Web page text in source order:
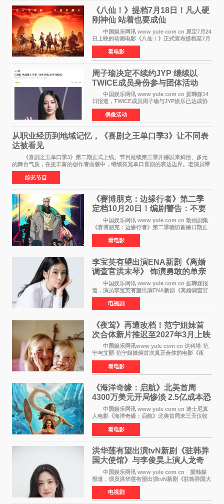
《八仙！》提档7月18日！凡人硬
刚神仙 站着也要成仙
中国娱乐网讯 www yule com cn 原定7月24
日上映的动画电影《八仙！》正式宣布提档至7月
18日。这部国风动画大片将八仙过海，各显神通
这句刻在国人DNA里的俗语玩出了新花样——影
片讲述凡人
看电影
周子瑜决定不续约JYP 继续以
TWICE成员身份参与团体活动
中国娱乐网讯 www yule com cn 据韩媒14
日报道，TWICE成员周子瑜与JYP娱乐已达成协
议，不再续签个人专属合约，但她将继续参与
TWICE的完整团体活动。 周子瑜于2015年通
过生存节目《SIXTE
偶像活动
从职业经历到地域记忆，《喜剧之王单口季3》让不同表
达被看见
《喜剧之王单口季3》第二期正式上线。节目延续第三季开播以来鲜活、多元
的舞台气质，在更丰富的创作者面貌中，继续拓宽单口喜剧的表达边界。老演员带
着更加成熟的文本与舞台掌控回归，新面孔则
综艺节目
《赛博朋克：边缘行者》第二季
定档10月20日！编剧警告：不要
对角色投入太深
中国娱乐网讯 www yule com cn 动画剧集
《赛博朋克：边缘行者》第二季确切首播日期正
式敲定——将于10月20日在Netflix全球上线。此
前，Netflix韩国官方账号曾短暂出现这一日期信
息，随后迅
看电影
李宝英有望出演ENA新剧《离婚
调查官洪末琴》 饰演勇敢的单亲
妈妈家事调查官
中国娱乐网讯 www yule com cn 据韩媒报
道，演员李宝英有望出演ENA新剧《离婚调查官
洪末琴》女主角，引发观众期待。 李宝英在
剧中饰演家庭法院家事调查官洪末琴一角——即
使在极限状况
电视剧
《夜莺》再遭改档！范宁姐妹首
次合体新片推迟至2027年3月上映
中国娱乐网讯www yule com cn 达科塔·范
宁与艾丽·范宁姐妹俩首次真正合体的电影《夜
莺》再度改档，从原定的2027年2月12日推迟至
同年3月19日北美上映，片方希望借此利用春假档
期争取更多年轻
看电影
《海洋奇缘：启航》北美首周
4300万美元开局惨淡 2.5亿成本恐
巨亏1亿
中国娱乐网讯 www yule com cn 迪士尼真
人电影《海洋奇缘：启航》北美首周末三天仅收
4300万美元（开画3827馆），中国内地首周票房
仅840万元人民币，全球开画票房约9500万美
元，远低于业内
看电影
洪华莲有望出演tvN新剧《驻韩异
国大使馆》与李俊昊上演人龙奇
幻罗曼史
中国娱乐网讯 www yule com cn 据韩媒
报道，演员洪华莲有望出演tvN新剧《驻韩异国大
使馆》女主角，与李俊昊合作，引发观众期
待。 该剧讲述了一位因管理驻韩异国大使馆
（负责管理居住在大
电视剧